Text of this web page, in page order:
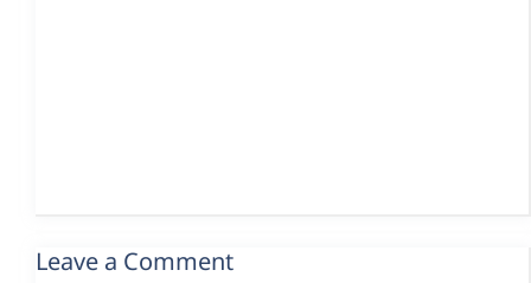
Leave a Comment